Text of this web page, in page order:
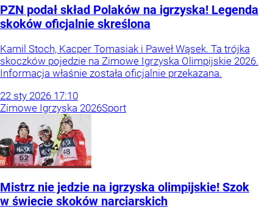
PZN podał skład Polaków na igrzyska! Legenda
skoków oficjalnie skreślona
Kamil Stoch, Kacper Tomasiak i Paweł Wąsek. Ta trójka
skoczków pojedzie na Zimowe Igrzyska Olimpijskie 2026.
Informacja właśnie została oficjalnie przekazana.
22 sty 2026 17:10
Zimowe Igrzyska 2026Sport
Mistrz nie jedzie na igrzyska olimpijskie! Szok
w świecie skoków narciarskich